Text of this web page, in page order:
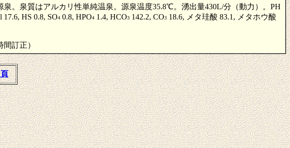
。泉質はアルカリ性単純温泉。源泉温度35.8℃。湧出量430L/分（動力）。PH
HS 0.8, SO4 0.8, HPO4 1.4, HCO3 142.2, CO3 18.6, メタ珪酸 83.1, メタホウ酸
訂正）